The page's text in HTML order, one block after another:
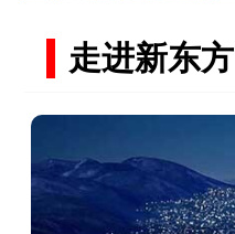
杜*龙 18
20
陈*财
赵*轩 25
走进新东方